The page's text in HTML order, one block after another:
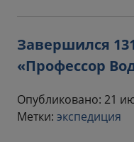
Завершился
«Профессор
Опубликовано: 21
Метки: экспедиция